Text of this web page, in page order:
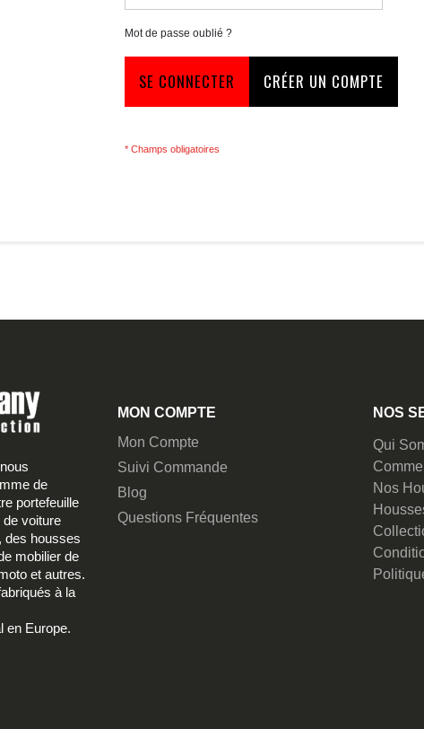
Mot de passe oublié ?
SE CONNECTER CRÉER UN COMPTE
de
portefeuille
voiture
des housses
mobilier de
et autres.
à la
en Europe.
MON COMPTE
Mon Compte
Suivi Commande
Blog
Questions Fréquentes
NOS
Qui
Nos